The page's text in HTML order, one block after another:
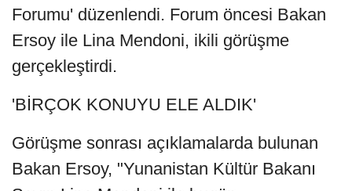
Forumu' düzenlendi. Forum öncesi Bakan
Ersoy ile Lina Mendoni, ikili görüşme
gerçekleştirdi.
'BİRÇOK KONUYU ELE ALDIK'
Görüşme sonrası açıklamalarda bulunan
Bakan Ersoy, "Yunanistan Kültür Bakanı